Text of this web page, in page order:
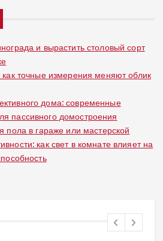
и вырастить столовый сорт
точные измерения меняют облик
дома: современные
пассивного домостроения
пола в гараже или мастерской
как свет в комнате влияет на